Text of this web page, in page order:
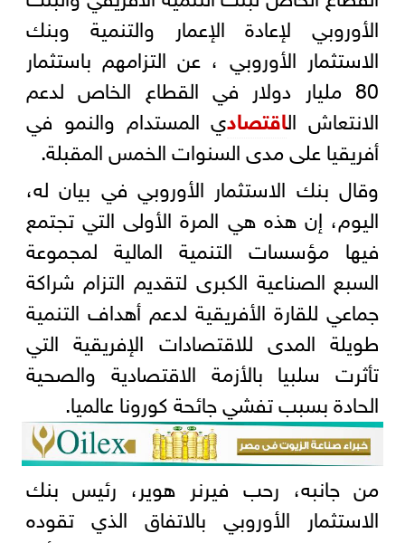
الأوروبي لإعادة الإعمار والتنمية وبنك
الاستثمار الأوروبي ، عن التزامهم باستثمار
80 مليار دولار في القطاع الخاص لدعم
الانتعاش الاقتصادي المستدام والنمو في
أفريقيا على مدى السنوات الخمس المقبلة.
وقال بنك الاستثمار الأوروبي في بيان له،
اليوم، إن هذه هي المرة الأولى التي تجتمع
فيها مؤسسات التنمية المالية لمجموعة
السبع الصناعية الكبرى لتقديم التزام شراكة
جماعي للقارة الأفريقية لدعم أهداف التنمية
طويلة المدى للاقتصادات الإفريقية التي
تأثرت سلبيا بالأزمة الاقتصادية والصحية
الحادة بسبب تفشي جائحة كورونا عالميا.
من جانبه، رحب فيرنر هوير، رئيس بنك
الاستثمار الأوروبي بالاتفاق الذي تقوده